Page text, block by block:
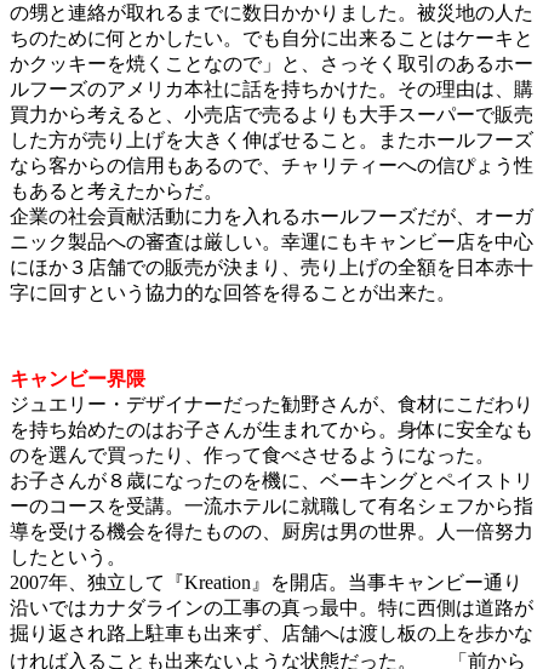
の甥と連絡が取れるまでに数日かかりました。被災地の人た
ちのために何とかしたい。でも自分に出来ることはケーキと
かクッキーを焼くことなので」と、さっそく取引のあるホー
ルフーズのアメリカ本社に話を持ちかけた。その理由は、購
買力から考えると、小売店で売るよりも大手スーパーで販売
した方が売り上げを大きく伸ばせること。またホールフーズ
なら客からの信用もあるので、チャリティーへの信ぴょう性
もあると考えたからだ。
企業の社会貢献活動に力を入れるホールフーズだが、オーガ
ニック製品への審査は厳しい。幸運にもキャンビー店を中心
にほか３店舗での販売が決まり、売り上げの全額を日本赤十
字に回すという協力的な回答を得ることが出来た。
キャンビー界隈
ジュエリー・デザイナーだった勧野さんが、食材にこだわり
を持ち始めたのはお子さんが生まれてから。身体に安全なも
のを選んで買ったり、作って食べさせるようになった。
お子さんが８歳になったのを機に、ベーキングとペイストリ
ーのコースを受講。一流ホテルに就職して有名シェフから指
導を受ける機会を得たものの、厨房は男の世界。人一倍努力
したという。
2007年、独立して『Kreation』を開店。当事キャンビー通り
沿いではカナダラインの工事の真っ最中。特に西側は道路が
掘り返され路上駐車も出来ず、店舗へは渡し板の上を歩かな
ければ入ることも出来ないような状態だった。 「前から